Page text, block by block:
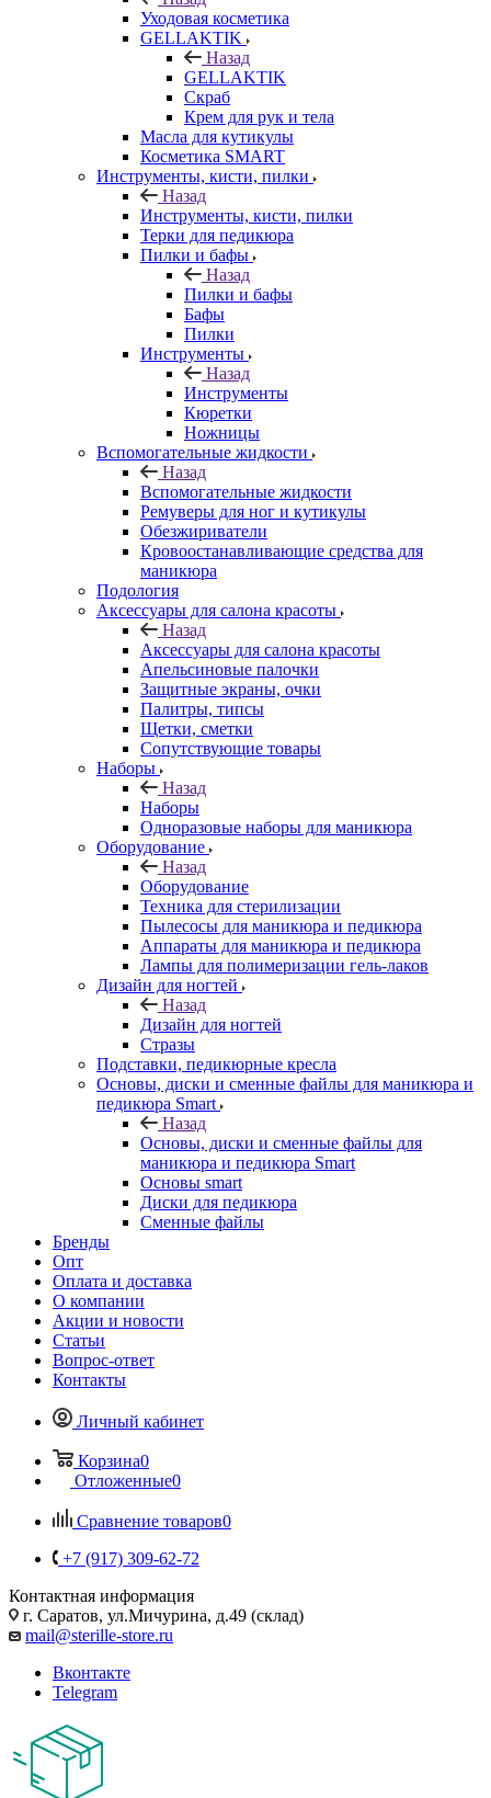
Уходовая косметика
GELLAKTIK
Назад
GELLAKTIK
Скраб
Крем для рук и тела
Масла для кутикулы
Косметика SMART
Инструменты, кисти, пилки
Назад
Инструменты, кисти, пилки
Терки для педикюра
Пилки и бафы
Назад
Пилки и бафы
Бафы
Пилки
Инструменты
Назад
Инструменты
Кюретки
Ножницы
Вспомогательные жидкости
Назад
Вспомогательные жидкости
Ремуверы для ног и кутикулы
Обезжириватели
Кровоостанавливающие средства для
маникюра
Подология
Аксессуары для салона красоты
Назад
Аксессуары для салона красоты
Апельсиновые палочки
Защитные экраны, очки
Палитры, типсы
Щетки, сметки
Сопутствующие товары
Наборы
Назад
Наборы
Одноразовые наборы для маникюра
Оборудование
Назад
Оборудование
Техника для стерилизации
Пылесосы для маникюра и педикюра
Аппараты для маникюра и педикюра
Лампы для полимеризации гель-лаков
Дизайн для ногтей
Назад
Дизайн для ногтей
Стразы
Подставки, педикюрные кресла
Основы, диски и сменные файлы для маникюра и
педикюра Smart
Назад
Основы, диски и сменные файлы для
маникюра и педикюра Smart
Основы smart
Диски для педикюра
Сменные файлы
Бренды
Опт
Оплата и доставка
О компании
Акции и новости
Статьи
Вопрос-ответ
Контакты
Личный кабинет
Корзина0
Отложенные0
Сравнение товаров0
+7 (917) 309-62-72
Контактная информация
г. Саратов, ул.Мичурина, д.49 (склад)
mail@sterille-store.ru
Вконтакте
Telegram